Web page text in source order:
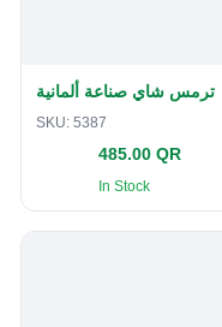
ترمس شاي صناعة ألمانية
SKU: 5387
485.00 QR
In Stock